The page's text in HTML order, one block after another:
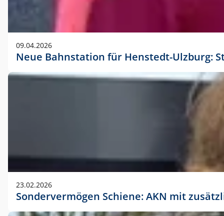
09.04.2026
Neue Bahnstation für Henstedt-Ulzburg:
23.02.2026
Sondervermögen Schiene: AKN mit